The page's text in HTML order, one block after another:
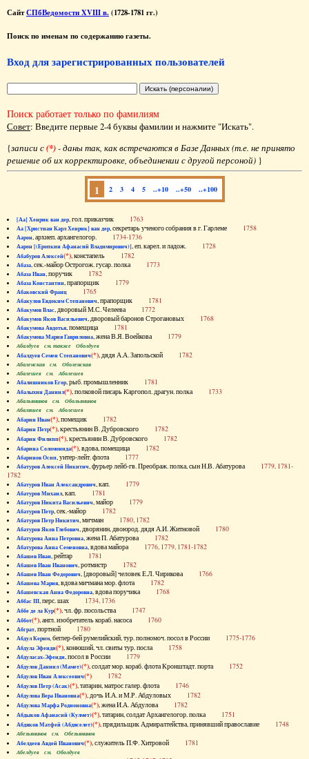
СайтСПбВедомости XVIII в. (1728-1781 гг.)
Поиск по именам по содержанию газеты.
Вход для зарегистрированных пользователей
Поиск работает только по фамилиям
Совет: Введите первые 2-4 буквы фамилии и нажмите "Искать".
{записи с(*)- даны так, как встречаются в Базе Данных (т.е. не принято
решение об их корректировке, объединении с другой персоной) }
1 2 3 4 5 ..+10 ..+50 ..+100
[Аа] Хенрик ван дер, гол. приказчик 1763
Аа [Христиан Карл Хенрик] ван дер, секретарь ученого собрания в г. Гарлеме 1758
Аарон, архиеп. архангелогор. 1734-1736
Аарон [(Еропкин Афанасий Владимирович)], еп. карел. и ладож. 1728
Абабуров Алексей(*), констапель 1782
Абаза, сек.-майор Острогож. гусар. полка 1773
Абаза Иван, поручик 1782
Абаза Константин, прапорщик 1779
Абаковский Франц 1765
Абакулов Евдоким Степанович, прапорщик 1781
Абакумов Влас, дворовый М.С. Челеева 1772
Абакумов Яков Васильевич, дворовый баронов Строгановых 1768
Абакумова Авдотья, помещица 1781
Абакумова Мария Гавриловна, жена В.Я. Воейкова 1779
Абалдуев см. также Оболдуев
Абалдуев Семен Степанович(*), дядя А.А. Запольской 1782
Абаленская см. Оболенская
Абалешев см. Аболешев
Абалишников Егор, рыб. промышленник 1781
Абалыхин Даниил(*), полковой писарь Каргопол. драгун. полка 1733
Абальянинов см. Обольянинов
Абаляшев см. Аболешев
Абарин Иван(*), помещик 1782
Абарин Петр(*), крестьянин В. Дубровского 1782
Абарин Филипп(*), крестьянин В. Дубровского 1782
Абарина Соломонида(*), вдова, помещица 1782
Абаринов Осип, унтер-лейт. флота 1777
Абатуров Алексей Никитич, фурьер лейб-гв. Преображ. полка, сын Н.В. Абатурова 1779, 1781-
1782
Абатуров Иван Александрович, кап. 1779
Абатуров Михаил, кап. 1781
Абатуров Никита Васильевич, майор 1779
Абатуров Петр, сек.-майор 1782
Абатуров Петр Никитич, мичман 1780, 1782
Абатуров Яков Глебович, дворянин, двоюрод. дядя А.И. Житновой 1780
Абатурова Анна Петровна, жена П. Абатурова 1782
Абатурова Анна Семеновна, вдова майора 1776, 1779, 1781-1782
Абашев Иван, рейтар 1781
Абашев Иван Иванович, ротмистр 1782
Абашев Иван Федорович, [дворовый] человек Е.Л. Чирикова 1766
Абашева Мария, вдова мичмана мор. флота 1782
Абашевская Анна Федоровна, вдова поручика 1768
Аббас III, перс. шах 1734, 1736
Аббе де ла Кур(*), чл. фр. посольства 1747
Аббот(*), англ. изобретатель кораб. насоса 1760
Абграт, портной 1780
Абдул Керим, беглер-бей румелийский, тур. полномоч. посол в России 1775-1776
Абдула Эфенди(*), конюший, чл. свиты тур. посла 1758
Абдуласах-Эфенди, посол в России 1779
Абдулов Даниил (Мамет)(*), солдат мор. кораб. флота Кронштадт. порта 1752
Абдулов Иван Алексеевич(*) 1782
Абдулов Петр (Асак)(*), татарин, матрос галер. флота 1746
Абдулова Вера Ивановна(*), дочь И.А. и М.Р. Абдуловых 1782
Абдулова Марфа Родионовна(*), жена И.А. Абдулова 1782
Абдыков Афанасий (Кулмет)(*), татарин, солдат Архангелогор. полка 1751
Абдяков Матфей (Абдяселет)(*), прядильщик Адмиралтейства, принявший православие 1748
Абезьянинов см. Обезьянинов
Абелдеев Авдей Иванович(*), служитель П.Ф. Хитровой 1781
Абелдуев см. Оболдуев